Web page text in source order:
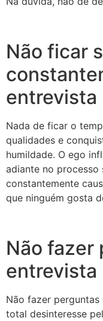
Não ficar
entrevista
Nada de ficar o
qualidades e
humildade. O ego
adiante no processo
constantemente
que ninguém gosta
Não fazer
entrevista
Não fazer
total desinteresse